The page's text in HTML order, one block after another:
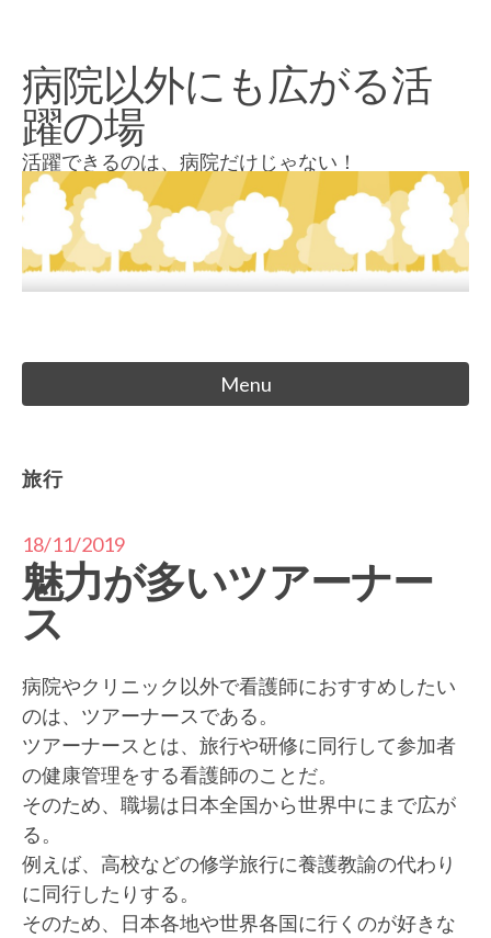
content
病院以外にも広がる活
躍の場
活躍できるのは、病院だけじゃない！
Menu
旅行
18/11/2019
魅力が多いツアーナー
ス
病院やクリニック以外で看護師におすすめしたい
のは、ツアーナースである。
ツアーナースとは、旅行や研修に同行して参加者
の健康管理をする看護師のことだ。
そのため、職場は日本全国から世界中にまで広が
る。
例えば、高校などの修学旅行に養護教諭の代わり
に同行したりする。
そのため、日本各地や世界各国に行くのが好きな